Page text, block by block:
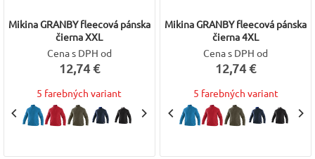
Mikina GRANBY fleecová pánska
čierna XXL
Cena s DPH od
12,74 €
5 farebných variant
Mikina GRANBY fleecová pánska
čierna 4XL
Cena s DPH od
12,74 €
5 farebných variant